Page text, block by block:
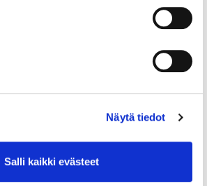
Näytä tiedot
Salli kaikki evästeet
päästä käsiksi EU-rahoitukseen.
ASIAT